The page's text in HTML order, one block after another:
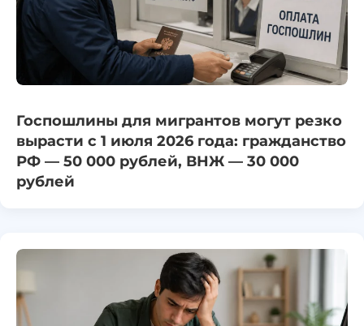
Госпошлины для мигрантов могут резко
вырасти с 1 июля 2026 года: гражданство
РФ — 50 000 рублей, ВНЖ — 30 000
рублей